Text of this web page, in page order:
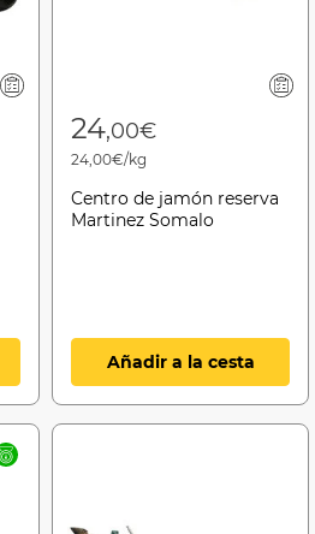
24,00€
24,00€/kg
Centro de jamón reserva
Martinez Somalo
Añadir a la cesta